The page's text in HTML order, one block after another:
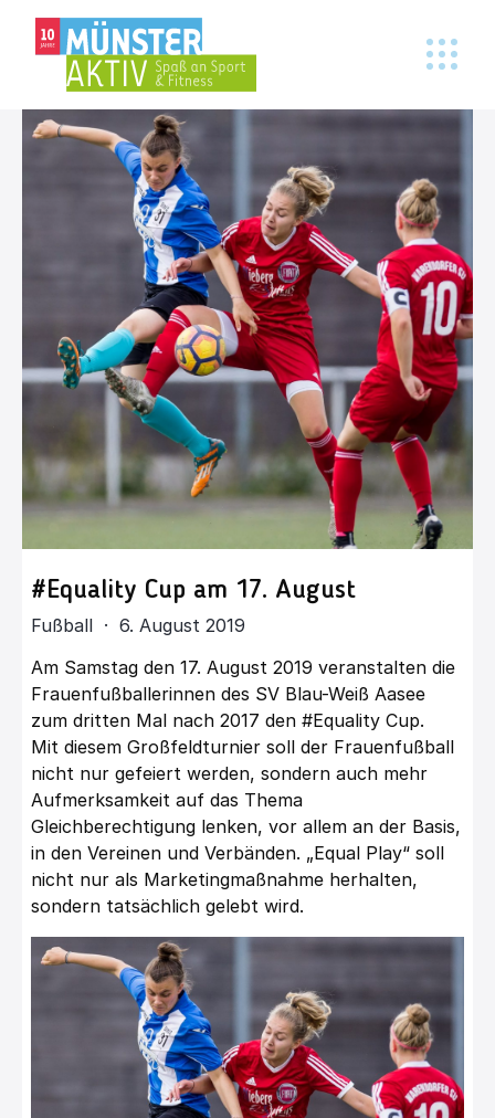
#Equality Cup am 17. August
Fußball · 6. August 2019
Am Samstag den 17. August 2019 veranstalten die
Frauenfußballerinnen des SV Blau-Weiß Aasee
zum dritten Mal nach 2017 den #Equality Cup.
Mit diesem Großfeldturnier soll der Frauenfußball
nicht nur gefeiert werden, sondern auch mehr
Aufmerksamkeit auf das Thema
Gleichberechtigung lenken, vor allem an der Basis,
in den Vereinen und Verbänden. „Equal Play“ soll
nicht nur als Marketingmaßnahme herhalten,
sondern tatsächlich gelebt wird.